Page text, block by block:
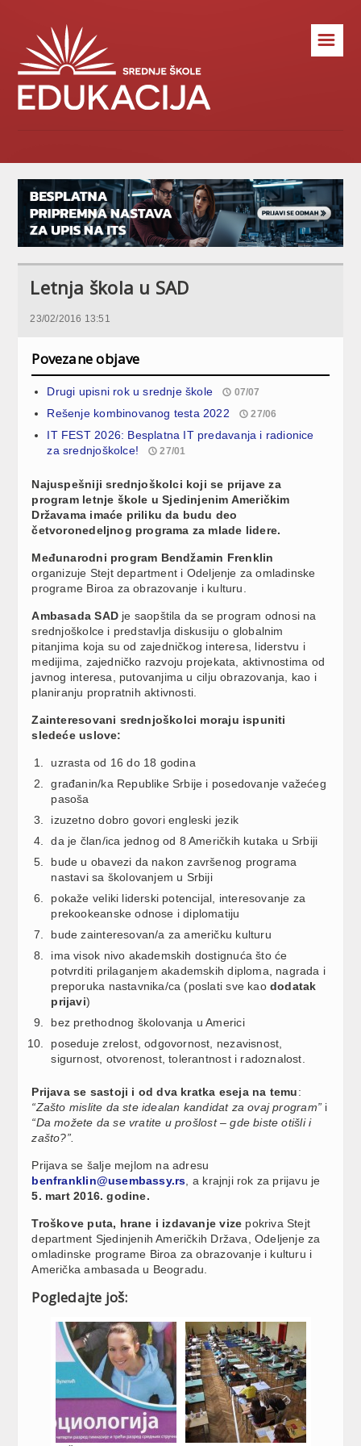
☰
Letnja škola u SAD
23/02/2016 13:51
Povezane objave
Drugi upisni rok u srednje škole 07/07
Rešenje kombinovanog testa 2022 27/06
IT FEST 2026: Besplatna IT predavanja i radionice
za srednjoškolce!
27/01
Najuspešniji srednjoškolci koji se prijave za
program letnje škole u Sjedinjenim Američkim
Državama imaće priliku da budu deo
četvoronedeljnog programa za mlade lidere.
Međunarodni program Bendžamin Frenklin
organizuje Stejt department i Odeljenje za omladinske
programe Biroa za obrazovanje i kulturu.
Ambasada SADje saopštila da se program odnosi na
srednjoškolce i predstavlja diskusiju o globalnim
pitanjima koja su od zajedničkog interesa, liderstvu i
medijima, zajedničko razvoju projekata, aktivnostima od
javnog interesa, putovanjima u cilju obrazovanja, kao i
planiranju propratnih aktivnosti.
Zainteresovani srednjoškolci moraju ispuniti
sledeće uslove:
uzrasta od 16 do 18 godina
građanin/ka Republike Srbije i posedovanje važećeg
pasoša
izuzetno dobro govori engleski jezik
da je član/ica jednog od 8 Američkih kutaka u Srbiji
bude u obavezi da nakon završenog programa
nastavi sa školovanjem u Srbiji
pokaže veliki liderski potencijal, interesovanje za
prekookeanske odnose i diplomatiju
bude zainteresovan/a za američku kulturu
ima visok nivo akademskih dostignuća što će
potvrditi prilaganjem akademskih diploma, nagrada i
preporuka nastavnika/ca (poslati sve kaododatak
prijavi)
bez prethodnog školovanja u Americi
poseduje zrelost, odgovornost, nezavisnost,
sigurnost, otvorenost, tolerantnost i radoznalost.
Prijava se sastoji i od dva kratka eseja na temu:
“Zašto mislite da ste idealan kandidat za ovaj program”i
“Da možete da se vratite u prošlost – gde biste otišli i
zašto?”.
Prijava se šalje mejlom na adresu
benfranklin@usembassy.rs , a krajnji rok za prijavu je
5. mart 2016. godine.
Troškove puta, hrane i izdavanje vize pokriva Stejt
department Sjedinjenih Američkih Država, Odeljenje za
omladinske programe Biroa za obrazovanje i kulturu i
Američka ambasada u Beogradu.
Pogledajte još: